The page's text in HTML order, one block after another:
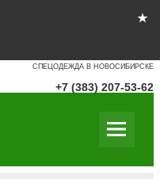
СПЕЦОДЕЖДА В НОВОСИБИРСКЕ
+7 (383) 207-53-62